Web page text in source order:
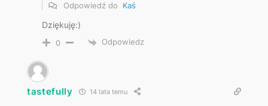
Odpowiedź do Kaś
Dziękuję:)
0 Odpowiedz
tastefully 14 lata temu